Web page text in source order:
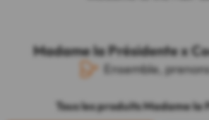
Madame la Présidente x
Ensemble,
Tous les produits Madame la